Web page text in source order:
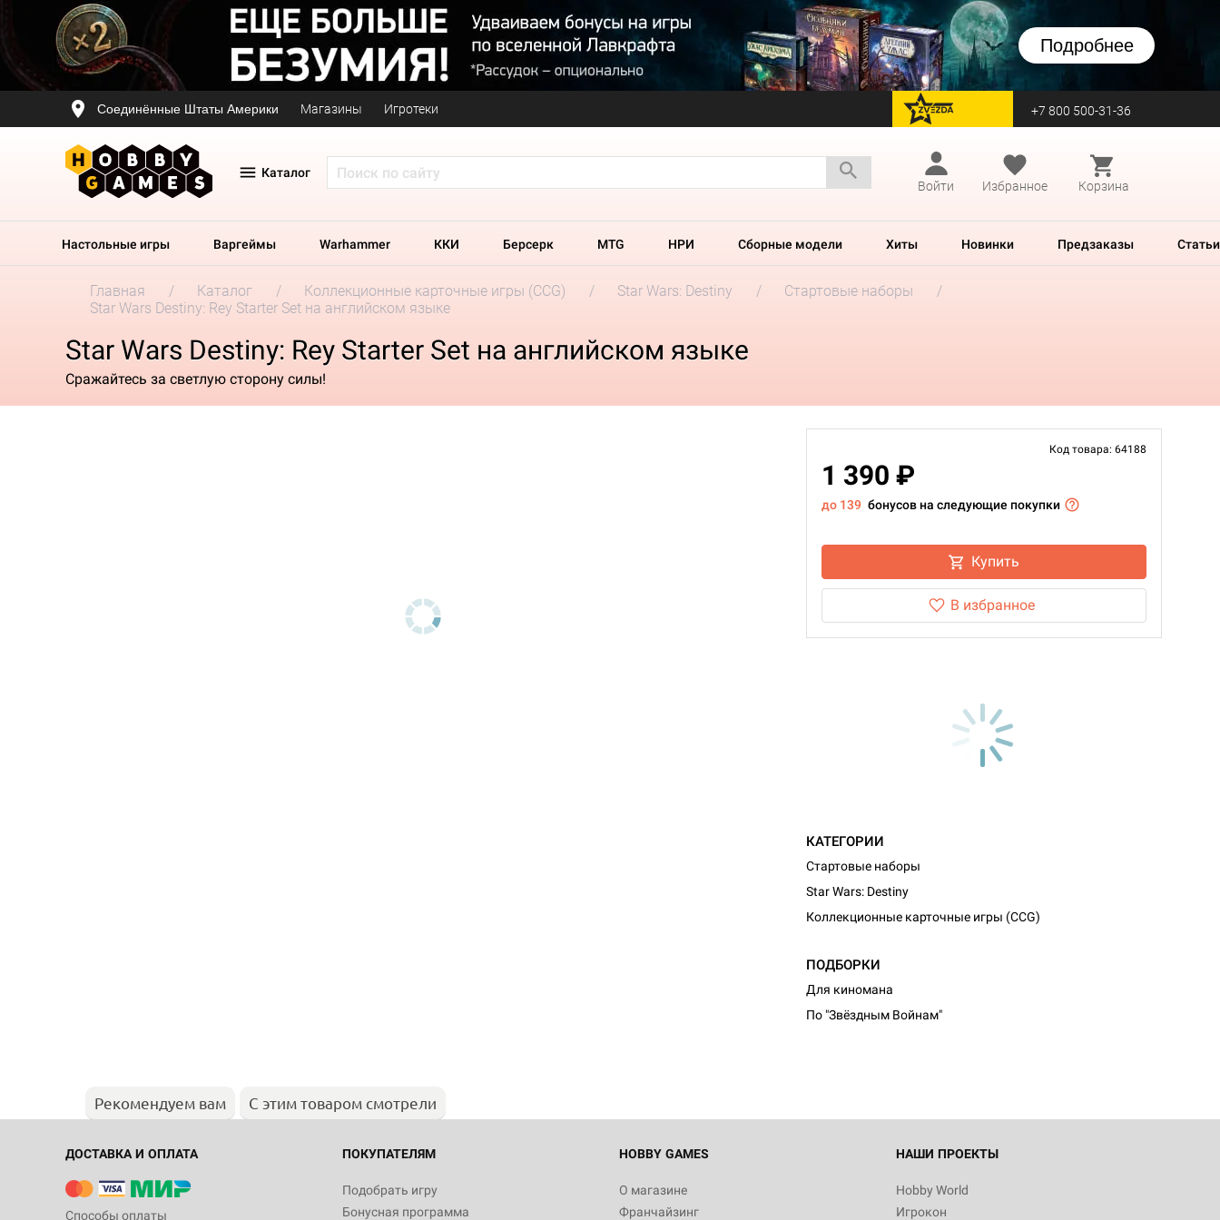
Подробнее
Соединённые Штаты Америки Магазины Игротеки перейти на Zvezda +7 800 500-31-36
Каталог
Войти
Избранное Корзина
Настольные игры Варгеймы Warhammer ККИ Берсерк MTG НРИ Сборные модели Хиты Новинки Предзаказы Статьи
Главная Каталог Коллекционные карточные игры (CCG) Star Wars: Destiny
Стартовые наборы
Star Wars Destiny: Rey Starter Set на английском языке
Star Wars Destiny: Rey Starter Set на английском языке
Сражайтесь за светлую сторону силы!
Код товара: 64188
1 390 ₽
до 139 бонусов на следующие покупки
Купить
В избранное
КАТЕГОРИИ
Стартовые наборы
Star Wars: Destiny
Коллекционные карточные игры (CCG)
ПОДБОРКИ
Для киномана
По "Звёздным Войнам"
Рекомендуем вам С этим товаром смотрели
ДОСТАВКА И ОПЛАТА
Способы оплаты
ПОКУПАТЕЛЯМ
Подобрать игру
Бонусная программа
HOBBY GAMES
О магазине
Франчайзинг
НАШИ ПРОЕКТЫ
Hobby World
Игрокон